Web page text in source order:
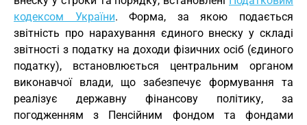
кодексом України. Форма, за якою подається
звітність про нарахування єдиного внеску у складі
звітності з податку на доходи фізичних осіб (єдиного
податку), встановлюється центральним органом
виконавчої влади, що забезпечує формування та
реалізує державну фінансову політику, за
погодженням з Пенсійним фондом та фондами